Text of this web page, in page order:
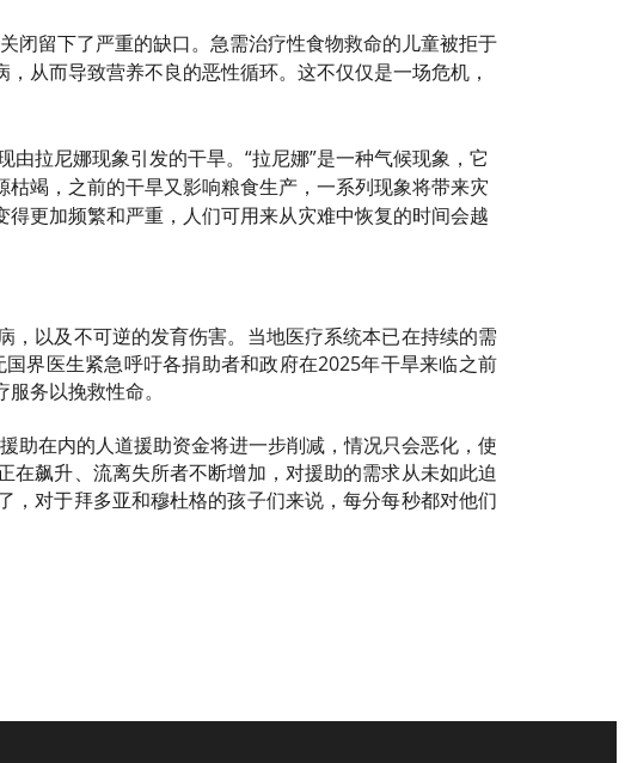
留下了严重的缺口。急需治疗性食物救命的儿童被拒于
从而导致营养不良的恶性循环。这不仅仅是一场危机，
拉尼娜现象引发的干旱。“拉尼娜”是一种气候现象，它
竭，之前的干旱又影响粮食生产，一系列现象将带来灾
更加频繁和严重，人们可用来从灾难中恢复的时间会越
以及不可逆的发育伤害。当地医疗系统本已在持续的需
界医生紧急呼吁各捐助者和政府在2025年干旱来临之前
务以挽救性命。
助在内的人道援助资金将进一步削减，情况只会恶化，使
飙升、流离失所者不断增加，对援助的需求从未如此迫
对于拜多亚和穆杜格的孩子们来说，每分每秒都对他们